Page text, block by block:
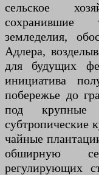
сельское
сохранившие
земледелия,
Адлера,
для будущих
инициатива
побережье до
под крупные
субтропические
чайные
обширную
регулирующих